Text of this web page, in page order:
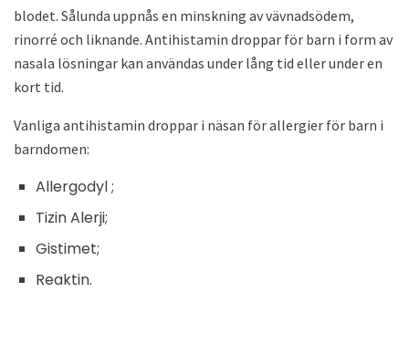
blodet. Sålunda uppnås en minskning av vävnadsödem,
rinorré och liknande. Antihistamin droppar för barn i form av
nasala lösningar kan användas under lång tid eller under en
kort tid.
Vanliga antihistamin droppar i näsan för allergier för barn i
barndomen:
Allergodyl ;
Tizin Alerji;
Gistimet;
Reaktin.